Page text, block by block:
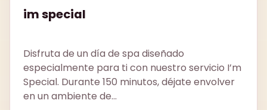
im special
Disfruta de un día de spa diseñado
especialmente para ti con nuestro servicio I’m
Special. Durante 150 minutos, déjate envolver
en un ambiente de...